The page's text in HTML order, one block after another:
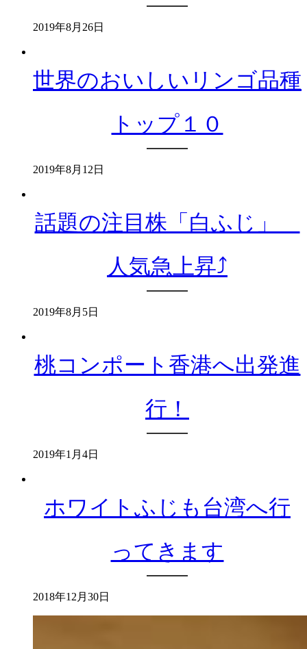
2019年8月26日
世界のおいしいリンゴ品種
トップ１０
2019年8月12日
話題の注目株「白ふじ」
人気急上昇⤴
2019年8月5日
桃コンポート香港へ出発進
行！
2019年1月4日
ホワイトふじも台湾へ行
ってきます
2018年12月30日